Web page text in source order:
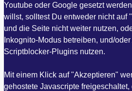
Youtube oder Google gesetzt
willst, solltest Du entweder nicht auf
und die Seite nicht weiter nutzen,
Inkognito-Modus betreiben, und/
Scriptblocker-Plugins nutzen.
Mit einem Klick auf "Akzeptieren"
gehostete Javascripte freigeschaltet,